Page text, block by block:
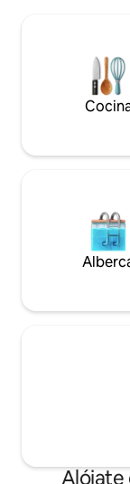
entrega de
disponibles.
Somid, detrás
5 minutos del
Alójate